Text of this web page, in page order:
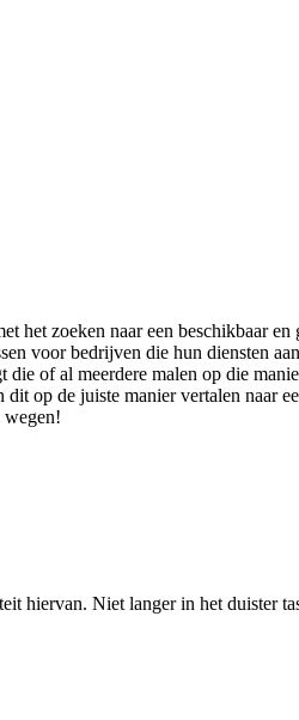
zoeken naar een beschikbaar
voor bedrijven die hun diensten
of al meerdere malen op die
op de juiste manier vertalen naar
wegen!
hiervan. Niet langer in het duister